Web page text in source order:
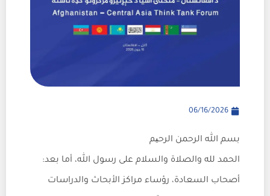
06/16/2026
بسم الله الرحمن الرحیم
الحمد لله والصلاة والسلام على رسول الله، أما بعد:
أصحاب السعادة، رؤساء مراكز الأبحاث والدراسات